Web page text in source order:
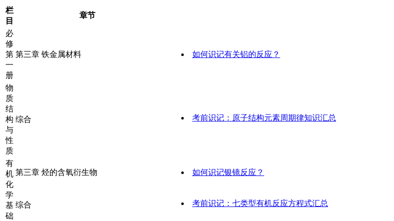
栏
目
章节
必
修
第
一
册
第三章 铁金属材料 如何识记有关铝的反应？
物
质
结
构
与
性
质
综合 考前识记：原子结构元素周期律知识汇总
有
机
化
学
基
础
第三章 烃的含氧衍生物 如何识记银镜反应？
综合 考前识记：七类型有机反应方程式汇总